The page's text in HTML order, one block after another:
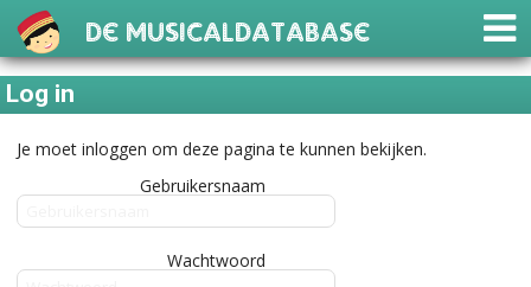
De Musicaldatabase
Log in
Je moet inloggen om deze pagina te kunnen bekijken.
Gebruikersnaam
Wachtwoord